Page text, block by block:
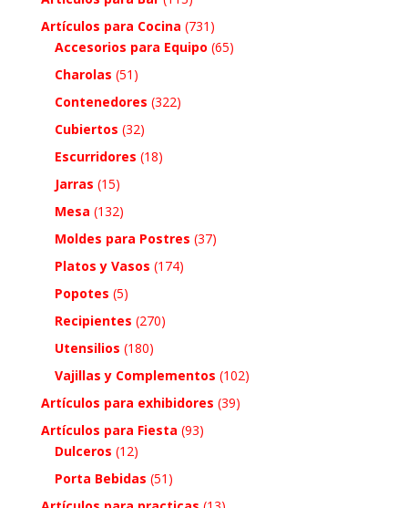
Artículos para Cocina (731)
Accesorios para Equipo (65)
Charolas (51)
Contenedores (322)
Cubiertos (32)
Escurridores (18)
Jarras (15)
Mesa (132)
Moldes para Postres (37)
Platos y Vasos (174)
Popotes (5)
Recipientes (270)
Utensilios (180)
Vajillas y Complementos (102)
Artículos para exhibidores (39)
Artículos para Fiesta (93)
Dulceros (12)
Porta Bebidas (51)